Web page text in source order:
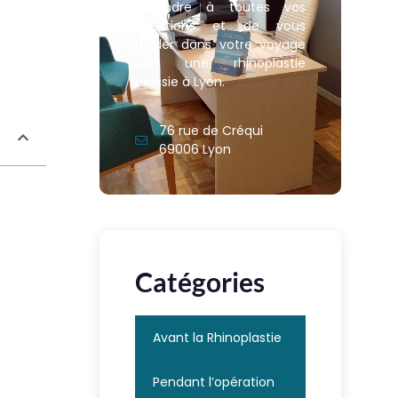
répondre à toutes vos
questions et de vous
guider dans votre voyage
vers une rhinoplastie
réussie à Lyon.
76 rue de Créqui
69006 Lyon
Catégories
Avant la Rhinoplastie
Pendant l’opération